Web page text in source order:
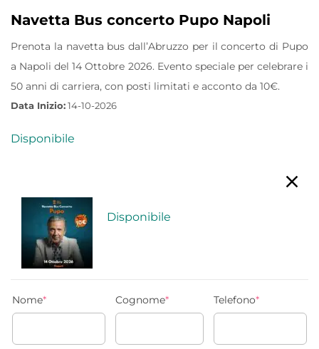
Navetta Bus concerto Pupo Napoli
Prenota la navetta bus dall’Abruzzo per il concerto di Pupo
a Napoli del 14 Ottobre 2026. Evento speciale per celebrare i
50 anni di carriera, con posti limitati e acconto da 10€.
Data Inizio: 14-10-2026
Disponibile
Disponibile
Nome* Cognome* Telefono*